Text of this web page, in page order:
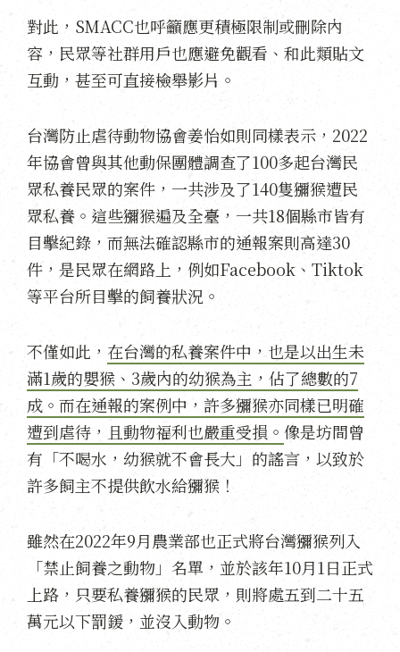
對此，SMACC也呼籲應更積極限制或刪除內
容，民眾等社群用戶也應避免觀看、和此類貼文
互動，甚至可直接檢舉影片。
台灣防止虐待動物協會姜怡如則同樣表示，2022
年協會曾與其他動保團體調查了100多起台灣民
眾私養民眾的案件，一共涉及了140隻獼猴遭民
眾私養。這些獼猴遍及全臺，一共18個縣市皆有
目擊紀錄，而無法確認縣市的通報案則高達30
件，是民眾在網路上，例如Facebook、Tiktok
等平台所目擊的飼養狀況。
不僅如此， 在台灣的私養案件中，也是以出生未
滿1歲的嬰猴、3歲內的幼猴為主，佔了總數的7
成。而在通報的案例中，許多獼猴亦同樣已明確
遭到虐待，且動物福利也嚴重受損。 像是坊間曾
有「不喝水，幼猴就不會長大」的謠言，以致於
許多飼主不提供飲水給獼猴！
雖然在2022年9月農業部也正式將台灣獼猴列入
「禁止飼養之動物」名單，並於該年10月1日正式
上路，只要私養獼猴的民眾，則將處五到二十五
萬元以下罰鍰，並沒入動物。